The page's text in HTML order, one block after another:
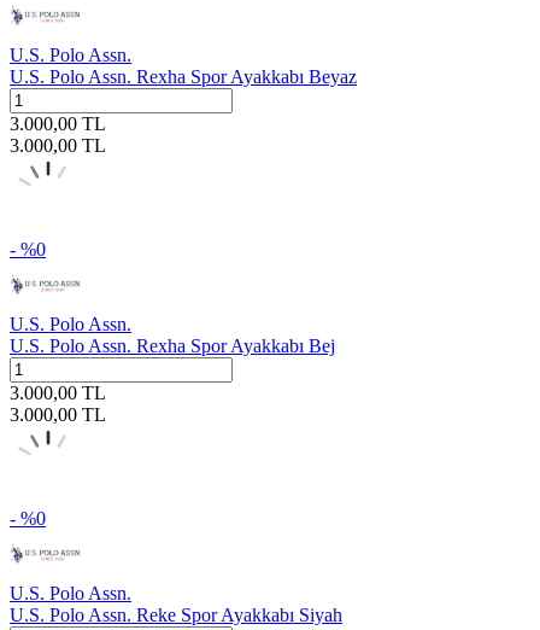
U.S. Polo Assn.
U.S. Polo Assn. Rexha Spor Ayakkabı Beyaz
3.000,00 TL
3.000,00 TL
- %0
U.S. Polo Assn.
U.S. Polo Assn. Rexha Spor Ayakkabı Bej
3.000,00 TL
3.000,00 TL
- %0
U.S. Polo Assn.
U.S. Polo Assn. Reke Spor Ayakkabı Siyah